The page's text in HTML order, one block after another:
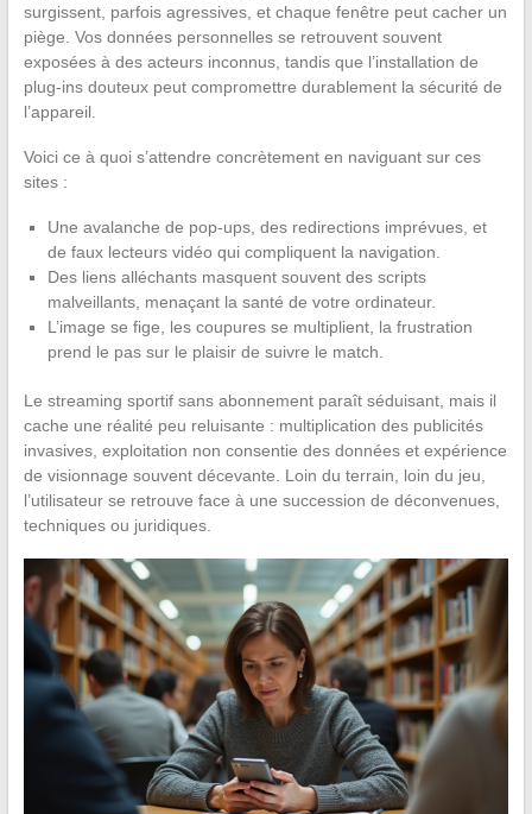
surgissent, parfois agressives, et chaque fenêtre peut cacher un
piège. Vos données personnelles se retrouvent souvent
exposées à des acteurs inconnus, tandis que l’installation de
plug-ins douteux peut compromettre durablement la sécurité de
l’appareil.
Voici ce à quoi s’attendre concrètement en naviguant sur ces
sites :
Une avalanche de pop-ups, des redirections imprévues, et
de faux lecteurs vidéo qui compliquent la navigation.
Des liens alléchants masquent souvent des scripts
malveillants, menaçant la santé de votre ordinateur.
L’image se fige, les coupures se multiplient, la frustration
prend le pas sur le plaisir de suivre le match.
Le streaming sportif sans abonnement paraît séduisant, mais il
cache une réalité peu reluisante : multiplication des publicités
invasives, exploitation non consentie des données et expérience
de visionnage souvent décevante. Loin du terrain, loin du jeu,
l’utilisateur se retrouve face à une succession de déconvenues,
techniques ou juridiques.